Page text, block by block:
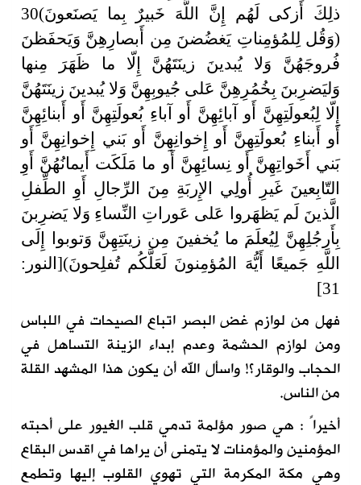
ذلِكَ أَزكى لَهُم إِنَّ اللَّهَ خَبيرٌ بِما يَصنَعونَ)30
(وَقُل لِلمُؤمِناتِ يَغضُضنَ مِن أَبصارِهِنَّ وَيَحفَظنَ
فُروجَهُنَّ وَلا يُبدينَ زينَتَهُنَّ إِلّا ما ظَهَرَ مِنها
وَليَضرِبنَ بِخُمُرِهِنَّ عَلى جُيوبِهِنَّ وَلا يُبدينَ زينَتَهُنَّ
إِلّا لِبُعولَتِهِنَّ أَو آبائِهِنَّ أَو آباءِ بُعولَتِهِنَّ أَو أَبنائِهِنَّ
أَو أَبناءِ بُعولَتِهِنَّ أَو إِخوانِهِنَّ أَو بَني إِخوانِهِنَّ أَو
بَني أَخَواتِهِنَّ أَو نِسائِهِنَّ أَو ما مَلَكَت أَيمانُهُنَّ أَوِ
التّابِعينَ غَيرِ أُولِي الإِربَةِ مِنَ الرِّجالِ أَوِ الطِّفلِ
الَّذينَ لَم يَظهَروا عَلى عَوراتِ النِّساءِ وَلا يَضرِبنَ
بِأَرجُلِهِنَّ لِيُعلَمَ ما يُخفينَ مِن زينَتِهِنَّ وَتوبوا إِلَى
اللَّهِ جَميعًا أَيُّهَ المُؤمِنونَ لَعَلَّكُم تُفلِحونَ)[النور:
31]
فهل من لوازم غض البصر اتباع الصيحات في اللباس
ومن لوازم الحشمة وعدم إبداء الزينة التساهل في
الحجاب والوقار؟! واسأل الله أن يكون هذا المشهد القلة
من الناس.
أخيراً : هي صور مؤلمة تدمي قلب الغيور على أحبته
المؤمنين والمؤمنات لا يتمنى أن يراها في اقدس البقاع
وهي مكة المكرمة التي تهوي القلوب إليها وتطمع